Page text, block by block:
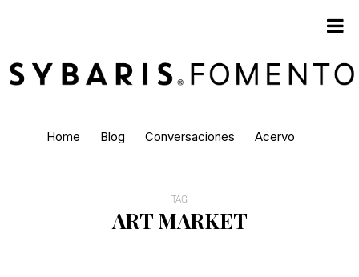
Home Blog Conversaciones Acervo
TAG
ART MARKET